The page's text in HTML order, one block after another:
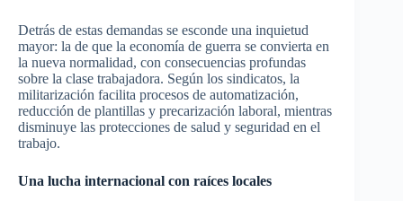
Detrás de estas demandas se esconde una inquietud
mayor: la de que la economía de guerra se convierta en
la nueva normalidad, con consecuencias profundas
sobre la clase trabajadora. Según los sindicatos, la
militarización facilita procesos de automatización,
reducción de plantillas y precarización laboral, mientras
disminuye las protecciones de salud y seguridad en el
trabajo.
Una lucha internacional con raíces locales